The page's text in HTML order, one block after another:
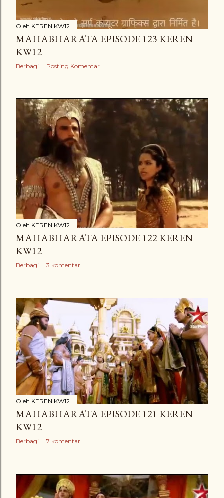
Oleh KEREN KW12
MAHABHARATA EPISODE 123 KEREN
KW12
Berbagi Posting Komentar
Oleh KEREN KW12
MAHABHARATA EPISODE 122 KEREN
KW12
Berbagi 3 komentar
Oleh KEREN KW12
MAHABHARATA EPISODE 121 KEREN
KW12
Berbagi 7 komentar